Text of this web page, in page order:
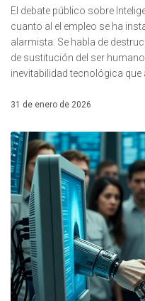
El debate público sobre
cuanto al el empleo se ha
alarmista. Se habla de
de sustitución del ser
inevitabilidad tecnológica
31 de enero de 2026